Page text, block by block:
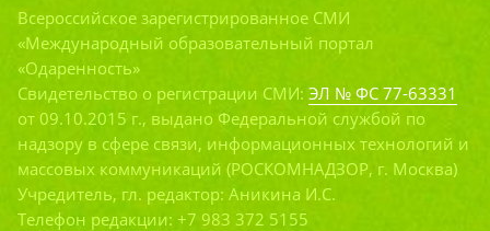
Всероссийское зарегистрированное СМИ
«Международный образовательный портал
«Одаренность»
Свидетельство о регистрации СМИ: ЭЛ № ФС 77-63331
от 09.10.2015 г., выдано Федеральной службой по
надзору в сфере связи, информационных технологий и
массовых коммуникаций (РОСКОМНАДЗОР, г. Москва)
Учредитель, гл. редактор: Аникина И.С.
Телефон редакции: +7 983 372 5155